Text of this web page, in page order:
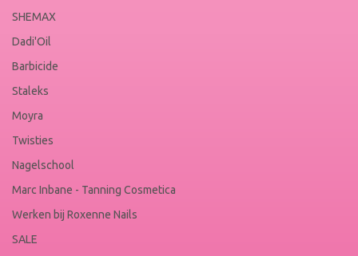
SHEMAX
Dadi'Oil
Barbicide
Staleks
Moyra
Twisties
Nagelschool
Marc Inbane - Tanning Cosmetica
Werken bij Roxenne Nails
SALE